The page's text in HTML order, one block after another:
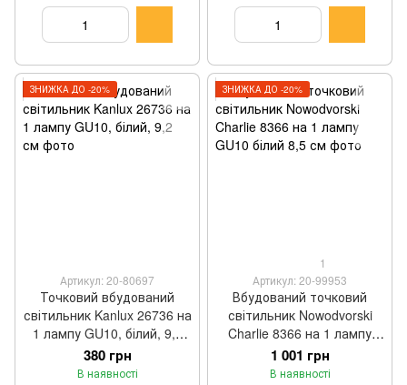
ЗНИЖКА ДО -20%
Артикул: 20-80697
Точковий вбудований
світильник Kanlux 26736 на
1 лампу GU10, білий, 9,2
см
380 грн
В наявності
ЗНИЖКА ДО -20%
1
Артикул: 20-99953
Вбудований точковий
світильник Nowodvorski
Charlie 8366 на 1 лампу
GU10 білий 8,5 см
1 001 грн
В наявності